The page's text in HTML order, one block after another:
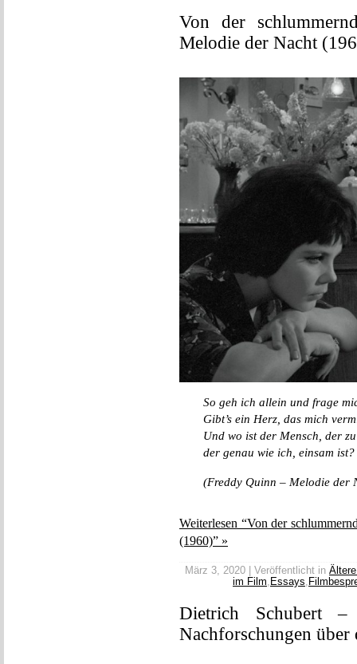
Von der
Melodie der Nacht
So geh ich allein und frage
Gibt’s ein Herz, das mich
Und wo ist der Mensch, der
der genau wie ich, einsam ist?
(Freddy Quinn – Melodie der
Weiterlesen “Von der
(1960)” »
März 3, 2020 | Veröffentlicht in
im Film, Essays,
Dietrich Schubert
Nachforschungen